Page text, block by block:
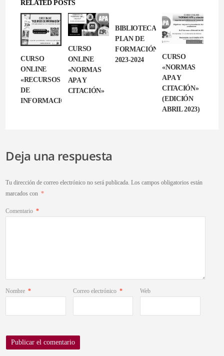
RELATED POSTS
CURSO
ONLINE
«RECURSOS
DE
INFORMACIÓN»
CURSO
ONLINE
«NORMAS
APA Y
CITACIÓN»
BIBLIOTECA:
PLAN DE
FORMACIÓN
2023-2024
CURSO
«NORMAS
APA Y
CITACIÓN»
(EDICIÓN
ABRIL 2023)
Deja una respuesta
Tu dirección de correo electrónico no será publicada. Los campos obligatorios están
marcados con *
Comentario *
Nombre * Correo electrónico * Web